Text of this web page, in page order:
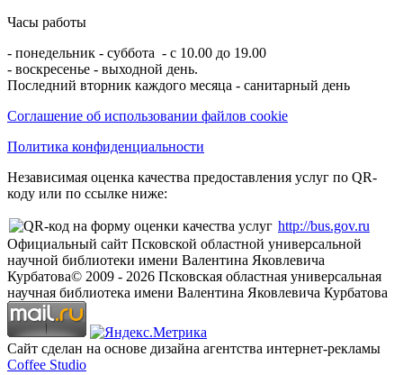
Часы работы
- понедельник - суббота - с 10.00 до 19.00
- воскресенье - выходной день.
Последний вторник каждого месяца - санитарный день
Соглашение об использовании файлов cookie
Политика конфиденциальности
Независимая оценка качества предоставления услуг по QR-
коду или по ссылке ниже:
http://bus.gov.ru
Официальный сайт Псковской областной универсальной
научной библиотеки имени Валентина Яковлевича
Курбатова© 2009 - 2026 Псковская областная универсальная
научная библиотека имени Валентина Яковлевича Курбатова
Сайт сделан на основе дизайна агентства интернет-рекламы
Coffee Studio